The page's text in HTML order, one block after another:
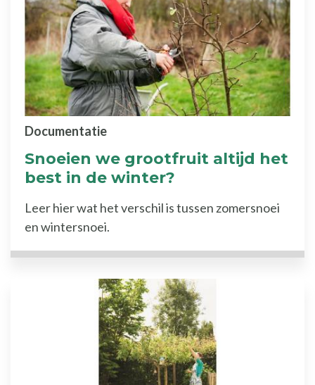
Snoeien we grootfruit altijd het
best in de winter?
Documentatie
Leer hier wat het verschil is tussen zomersnoei
en wintersnoei.